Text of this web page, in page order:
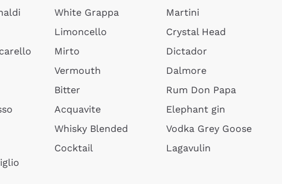
White Grappa
Limoncello
Mirto
Vermouth
Bitter
Acquavite
Whisky Blended
Cocktail
Martini
Crystal Head
Dictador
Dalmore
Rum Don Papa
Elephant gin
Vodka Grey Goose
Lagavulin